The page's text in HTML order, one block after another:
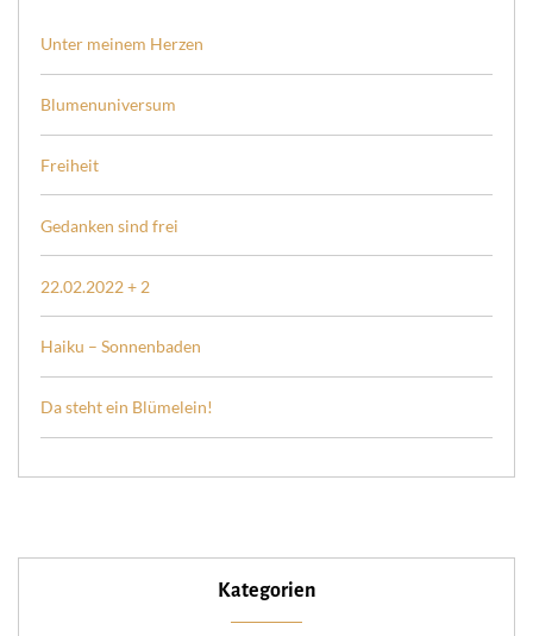
Unter meinem Herzen
Blumenuniversum
Freiheit
Gedanken sind frei
22.02.2022 + 2
Haiku – Sonnenbaden
Da steht ein Blümelein!
Kategorien